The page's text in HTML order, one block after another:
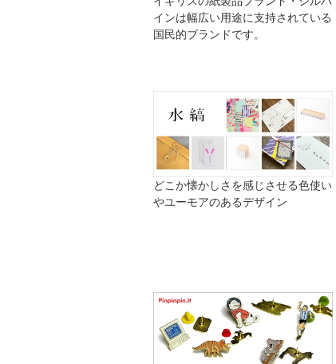
インは幅広い用途に支持されている
国民的ブランドです。
どこか懐かしさを感じさせる色使い
やユーモアのあるデザイン